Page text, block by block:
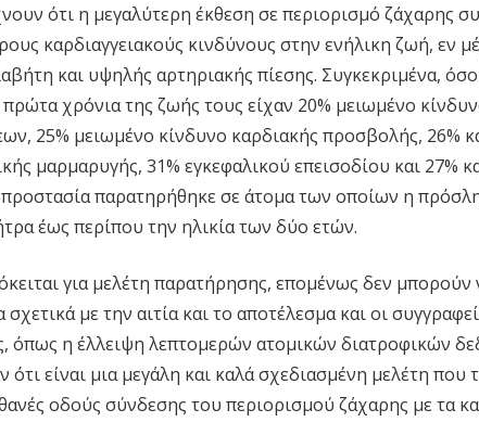
ότι η μεγαλύτερη έκθεση σε περιορισμό ζάχαρης
καρδιαγγειακούς κινδύνους στην ενήλικη ζωή, εν
και υψηλής αρτηριακής πίεσης. Συγκεκριμένα,
χρόνια της ζωής τους είχαν 20% μειωμένο
25% μειωμένο κίνδυνο καρδιακής προσβολής, 26%
μαρμαρυγής, 31% εγκεφαλικού επεισοδίου και 27%
παρατηρήθηκε σε άτομα των οποίων η
έως περίπου την ηλικία των δύο ετών.
για μελέτη παρατήρησης, επομένως δεν μπορούν
με την αιτία και το αποτέλεσμα και οι
όπως η έλλειψη λεπτομερών ατομικών διατροφικών
είναι μια μεγάλη και καλά σχεδιασμένη μελέτη που
οδούς σύνδεσης του περιορισμού ζάχαρης με τα